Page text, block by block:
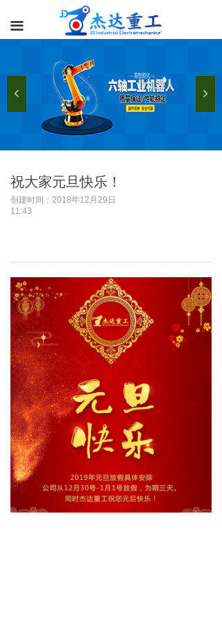
넳 넲
끀
祝大家元旦快乐！
创建时间： 2018年12月29日
11:43